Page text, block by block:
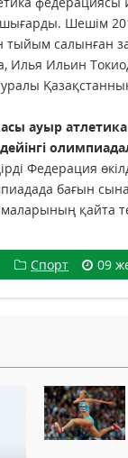
Шешім
салынған
Илья Ильин
ауыр
Федерация
бағын
қайта
Спорт
09